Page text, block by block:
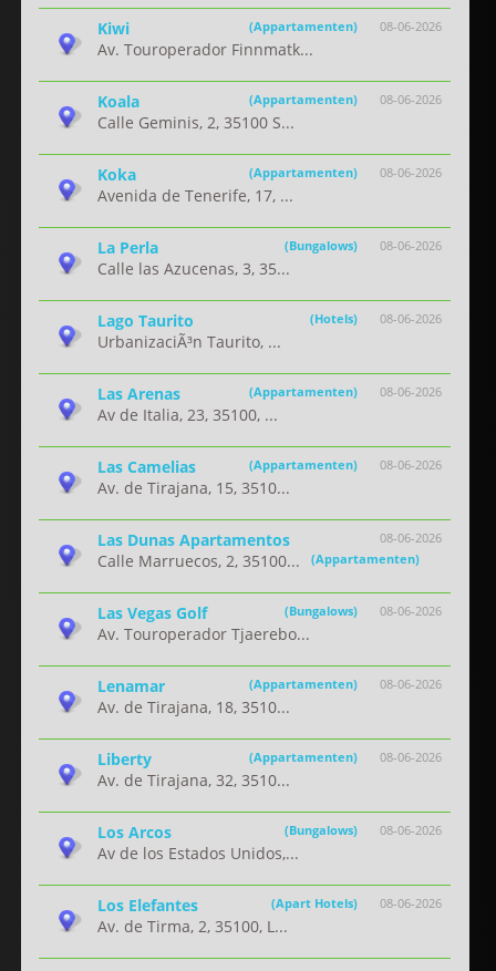
08-06-2026
Kiwi (Appartamenten)
Av. Touroperador Finnmatk...
08-06-2026
Koala (Appartamenten)
Calle Geminis, 2, 35100 S...
08-06-2026
Koka (Appartamenten)
Avenida de Tenerife, 17, ...
08-06-2026
La Perla (Bungalows)
Calle las Azucenas, 3, 35...
08-06-2026
Lago Taurito (Hotels)
UrbanizaciÃ³n Taurito, ...
08-06-2026
Las Arenas (Appartamenten)
Av de Italia, 23, 35100, ...
08-06-2026
Las Camelias (Appartamenten)
Av. de Tirajana, 15, 3510...
08-06-2026
Las Dunas Apartamentos
(Appartamenten)
Calle Marruecos, 2, 35100...
08-06-2026
Las Vegas Golf (Bungalows)
Av. Touroperador Tjaerebo...
08-06-2026
Lenamar (Appartamenten)
Av. de Tirajana, 18, 3510...
08-06-2026
Liberty (Appartamenten)
Av. de Tirajana, 32, 3510...
08-06-2026
Los Arcos (Bungalows)
Av de los Estados Unidos,...
08-06-2026
Los Elefantes (Apart Hotels)
Av. de Tirma, 2, 35100, L...